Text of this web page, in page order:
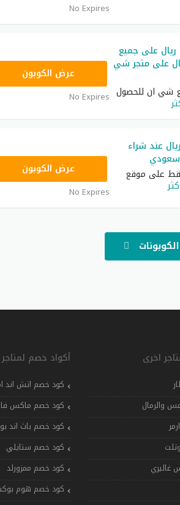
No Expires
كود خصم شي ان 300 ريال على جميع
فوق 1400 ريال على متجر شي
شي ان للحصول
عرض الكوبون
No Expires
كود خصم شي ان 50 ريال عند شراء
على موقع
عرض الكوبون
No Expires
اخرى
والرمال
غاليري
أكواد خصم
كود خصم اتش اند
كود خصم ماكس
كود خصم باث اند
كود خصم ستايلي
كود خصم ممزورلد
كود خصم هوم